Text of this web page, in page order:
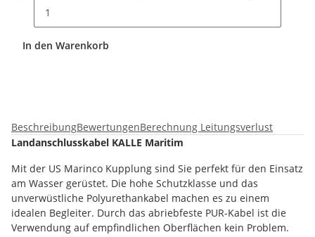
In den Warenkorb
BeschreibungBewertungenBerechnung Leitungsverlust
Landanschlusskabel KALLE Maritim
Mit der US Marinco Kupplung sind Sie perfekt für den Einsatz
am Wasser gerüstet. Die hohe Schutzklasse und das
unverwüstliche Polyurethankabel machen es zu einem
idealen Begleiter. Durch das abriebfeste PUR-Kabel ist die
Verwendung auf empfindlichen Oberflächen kein Problem.